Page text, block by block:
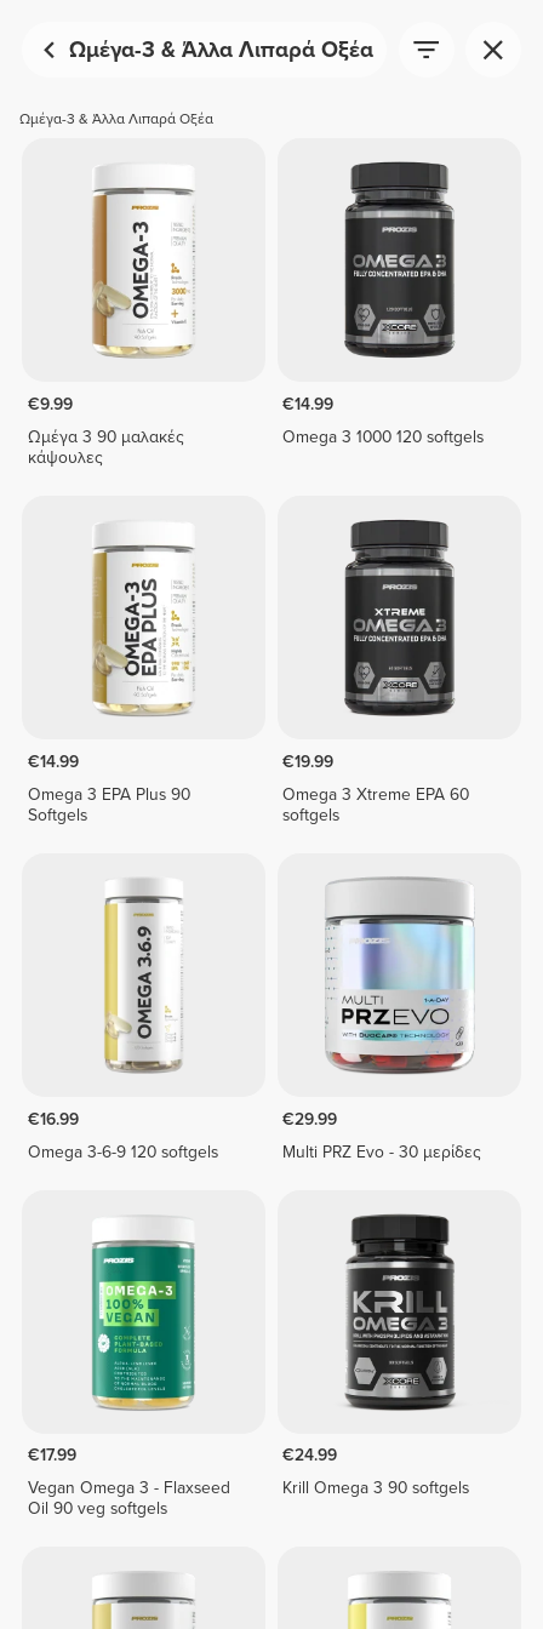
Ωμέγα-3 & Άλλα Λιπαρά Οξέα
Ωμέγα-3 & Άλλα Λιπαρά Οξέα
€9.99
Ωμέγα 3 90 μαλακές
κάψουλες
€14.99
Omega 3 1000 120 softgels
€14.99
Omega 3 EPA Plus 90
Softgels
€19.99
Omega 3 Xtreme EPA 60
softgels
€16.99
Omega 3-6-9 120 softgels
€29.99
Multi PRZ Evo - 30 μερίδες
€17.99
Vegan Omega 3 - Flaxseed
Oil 90 veg softgels
€24.99
Krill Omega 3 90 softgels